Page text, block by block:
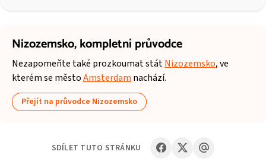
Nizozemsko,kompletní průvodce
Nezapomeňte také prozkoumat státNizozemsko, ve
kterém se městoAmsterdam nachází.
Přejít na průvodce Nizozemsko
SDÍLET TUTO STRÁNKU